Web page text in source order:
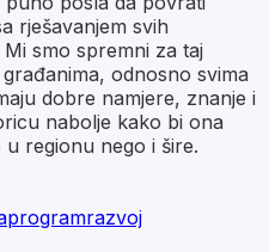
rješavanjem svih
smo spremni za taj
odnosno svima
dobre namjere, znanje i
nabolje kako bi ona
regionu nego i šire.
programrazvoj